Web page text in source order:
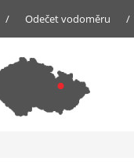
/ Odečet vodoměru /